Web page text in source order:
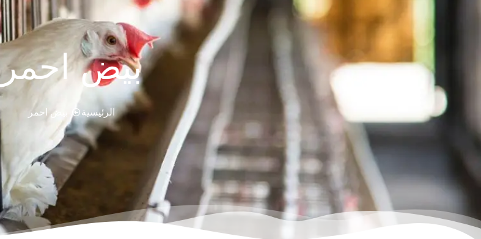
بيض احمر
الرئيسية بيض احمر